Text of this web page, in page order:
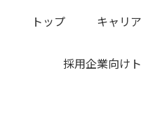
トップ キャリ
採用企業向け